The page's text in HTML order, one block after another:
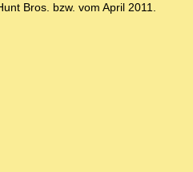
Bros. bzw. vom April 2011.